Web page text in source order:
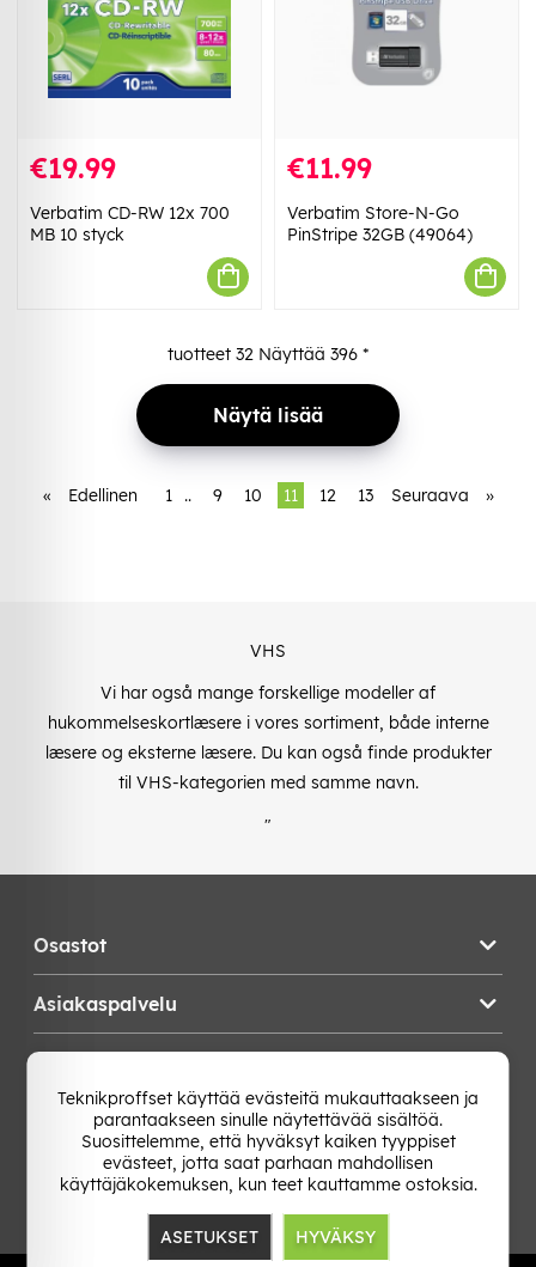
€19.99
Verbatim CD-RW 12x 700
MB 10 styck
€11.99
Verbatim Store-N-Go
PinStripe 32GB (49064)
tuotteet 32 Näyttää 396 *
Näytä lisää
« Edellinen 1 .. 9 10 11 12 13 Seuraava »
VHS
Vi har også mange forskellige modeller af
hukommelseskortlæsere i vores sortiment, både interne
læsere og eksterne læsere. Du kan også finde produkter
til VHS-kategorien med samme navn.
"
Osastot
Asiakaspalvelu
Vaihda Maa
Teknikproffset käyttää evästeitä mukauttaakseen ja
parantaakseen sinulle näytettävää sisältöä.
Suosittelemme, että hyväksyt kaiken tyyppiset
evästeet, jotta saat parhaan mahdollisen
käyttäjäkokemuksen, kun teet kauttamme ostoksia.
ASETUKSET HYVÄKSY